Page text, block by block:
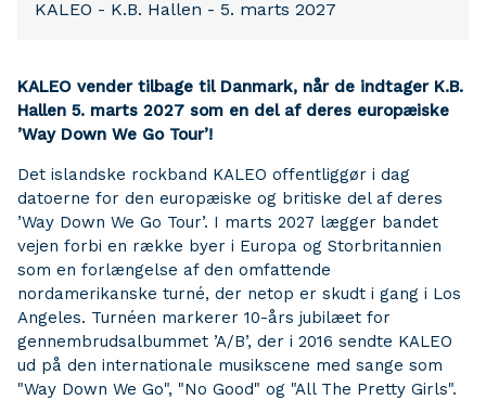
KALEO - K.B. Hallen - 5. marts 2027
KALEO vender tilbage til Danmark, når de indtager K.B.
Hallen 5. marts 2027 som en del af deres europæiske
’Way Down We Go Tour’!
Det islandske rockband KALEO offentliggør i dag
datoerne for den europæiske og britiske del af deres
’Way Down We Go Tour’. I marts 2027 lægger bandet
vejen forbi en række byer i Europa og Storbritannien
som en forlængelse af den omfattende
nordamerikanske turné, der netop er skudt i gang i Los
Angeles. Turnéen markerer 10-års jubilæet for
gennembrudsalbummet ’A/B’, der i 2016 sendte KALEO
ud på den internationale musikscene med sange som
"Way Down We Go", "No Good" og "All The Pretty Girls".